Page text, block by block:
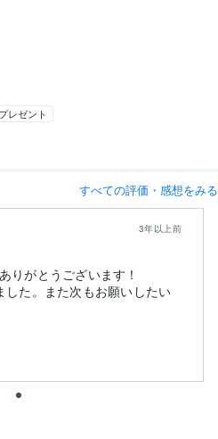
プレゼント
すべての評価・感想をみる
3年以上前
りがとうございます！
した。また次もお願いしたい